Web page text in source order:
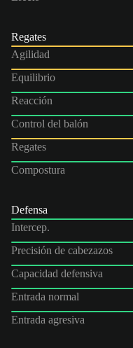
Regates
Agilidad
Equilibrio
Reacción
Control del balón
Regates
Compostura
Defensa
Intercep.
Precisión de cabezazos
Capacidad defensiva
Entrada normal
Entrada agresiva